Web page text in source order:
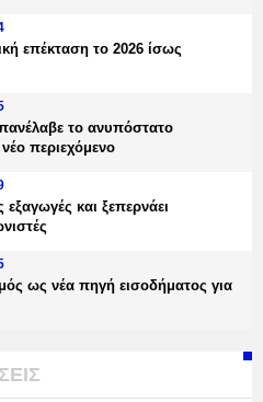
επέκταση το 2026 ίσως
το ανυπόστατο
περιεχόμενο
εξαγωγές και ξεπερνάει
ως νέα πηγή εισοδήματος για